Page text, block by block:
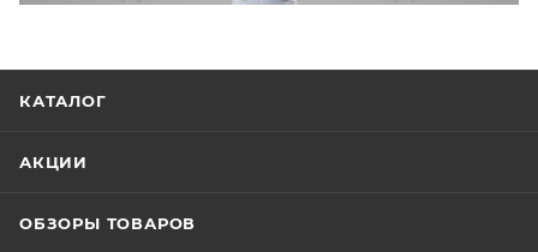
КАТАЛОГ
АКЦИИ
ОБЗОРЫ ТОВАРОВ